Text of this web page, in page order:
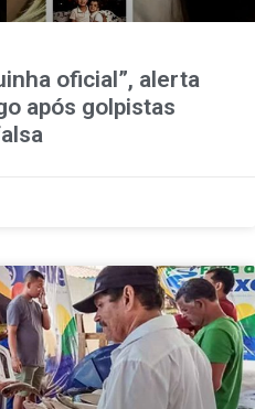
oficial”, alerta
após golpistas